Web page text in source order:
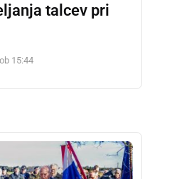
talcev pri
15:44